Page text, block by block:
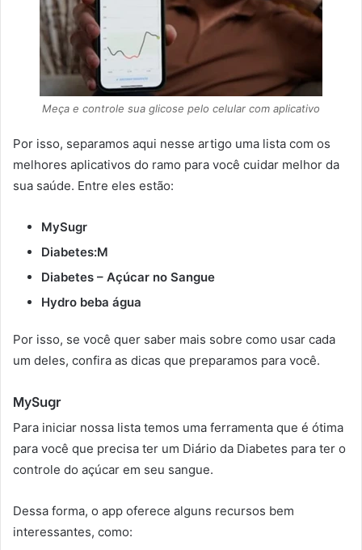
Meça e controle sua glicose pelo celular com aplicativo
Por isso, separamos aqui nesse artigo uma lista com os
melhores aplicativos do ramo para você cuidar melhor da
sua saúde. Entre eles estão:
MySugr
Diabetes:M
Diabetes – Açúcar no Sangue
Hydro beba água
Por isso, se você quer saber mais sobre como usar cada
um deles, confira as dicas que preparamos para você.
MySugr
Para iniciar nossa lista temos uma ferramenta que é ótima
para você que precisa ter um Diário da Diabetes para ter o
controle do açúcar em seu sangue.
Dessa forma, o app oferece alguns recursos bem
interessantes, como: